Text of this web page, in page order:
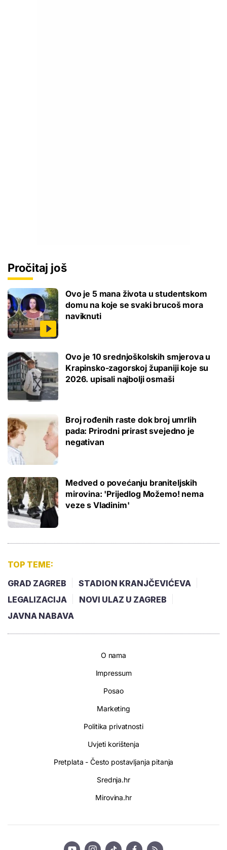
Pročitaj još
Ovo je 5 mana života u studentskom
domu na koje se svaki brucoš mora
naviknuti
Ovo je 10 srednjoškolskih smjerova u
Krapinsko-zagorskoj županiji koje su
2026. upisali najbolji osmaši
Broj rođenih raste dok broj umrlih
pada: Prirodni prirast svejedno je
negativan
Medved o povećanju braniteljskih
mirovina: 'Prijedlog Možemo! nema
veze s Vladinim'
TOP TEME:
GRAD ZAGREB
STADION KRANJČEVIĆEVA
LEGALIZACIJA
NOVI ULAZ U ZAGREB
JAVNA NABAVA
O nama
Impressum
Posao
Marketing
Politika privatnosti
Uvjeti korištenja
Pretplata - Često postavljanja pitanja
Srednja.hr
Mirovina.hr